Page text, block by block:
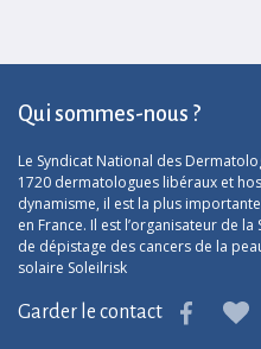
Qui sommes-nous ?
Le Syndicat National des
1720 dermatologues libéraux et
dynamisme, il est la plus
en France. Il est l’organisateur de
de dépistage des cancers de la
solaire Soleilrisk
Garder le contact